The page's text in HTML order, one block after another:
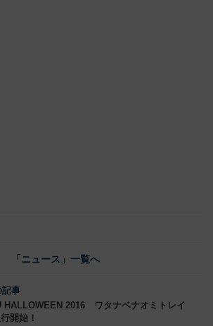
「ニュース」一覧へ
記事
HALLOWEEN 2016 ワタナベナオミトレイ
開始！